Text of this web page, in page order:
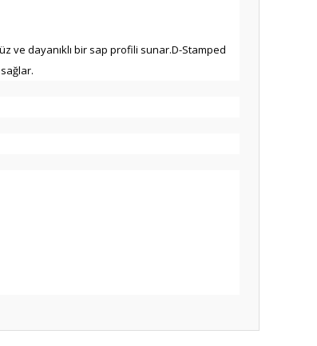
ve dayanıklı bir sap profili sunar.D-Stamped